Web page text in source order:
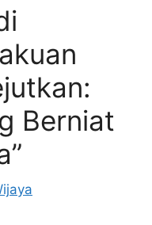
Berniat